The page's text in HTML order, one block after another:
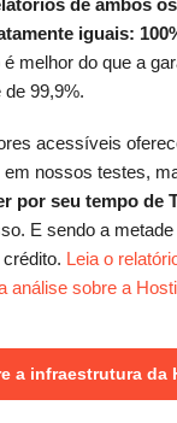
de ambos
iguais:
é melhor do que a
99,9%.
acessíveis
nossos testes,
por seu tempo de
E sendo a
Leia o
análise sobre a
a infraestrutura da